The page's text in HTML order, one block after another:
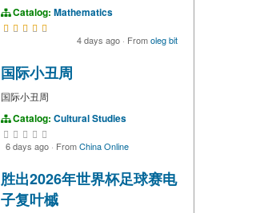
Catalog: Mathematics
4 days ago · Fromoleg bit
国际小丑周
国际小丑周
Catalog: Cultural Studies
6 days ago · FromChina Online
胜出2026年世界杯足球赛电
子复叶槭